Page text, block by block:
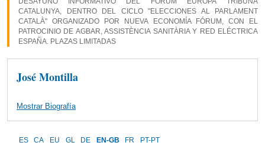
CATALUNYA, DENTRO DEL CICLO "ELECCIONES AL PARLAMENT
CATALÀ" ORGANIZADO POR NUEVA ECONOMÍA FÓRUM, CON EL
PATROCINIO DE AGBAR, ASSISTÈNCIA SANITÀRIA Y RED ELÉCTRICA
ESPAÑA. PLAZAS LIMITADAS
José Montilla
Mostrar Biografía
ES CA EU GL DE EN-GB FR PT-PT